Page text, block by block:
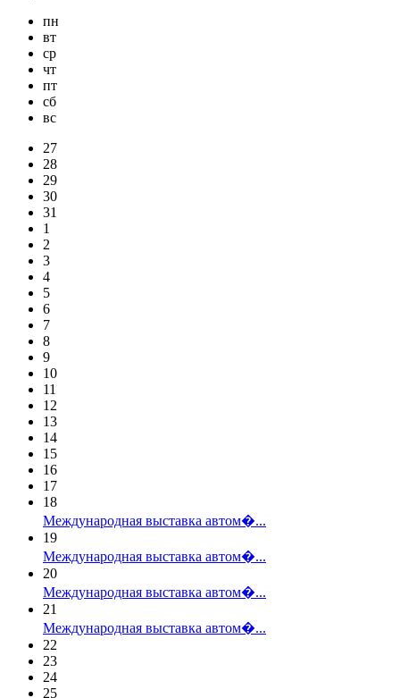
пн
вт
ср
чт
пт
сб
вс
27
28
29
30
31
1
2
3
4
5
6
7
8
9
10
11
12
13
14
15
16
17
18
Международная выставка автом�...
19
Международная выставка автом�...
20
Международная выставка автом�...
21
Международная выставка автом�...
22
23
24
25